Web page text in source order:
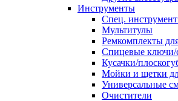
Инструменты
Спец.
Мультитулы
Ремкомплекты
Спицевые ключи/
Кусачки/
Мойки и щетки
Универсальные
Очистители